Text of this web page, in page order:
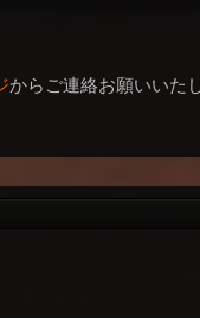
からご連絡お願いいた